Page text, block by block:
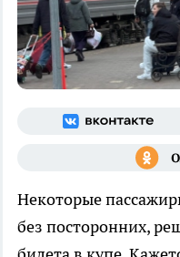
Некоторые
без посторонних,